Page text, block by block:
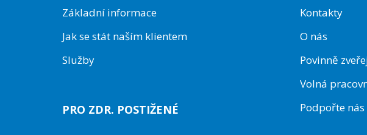
Základní informace
Jak se stát naším klientem
Služby
PRO ZDR. POSTIŽENÉ
Kontakty
O nás
Povinně
Volná
Podpořte nás